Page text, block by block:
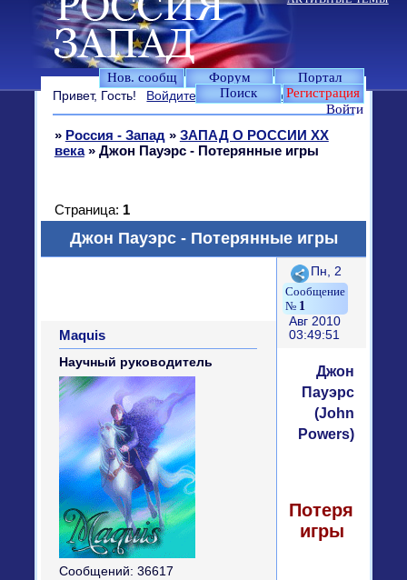
Нов. сообщ Форум
Портал
Поиск
Регистрация
Войти
Привет, Гость! Войдите илизарегистрируйтесь.
» Россия - Запад » ЗАПАД О РОССИИ XX
века » Джон Пауэрс - Потерянные игры
Джон Пауэрс - Потерянные игры
Страница: 1
Поделиться
1
Пн, 2
Авг 2010
03:49:51
Maquis
Научный руководитель
Сообщений: 36617
Джон
Пауэрс
(John
Powers)
Потерянные
игры